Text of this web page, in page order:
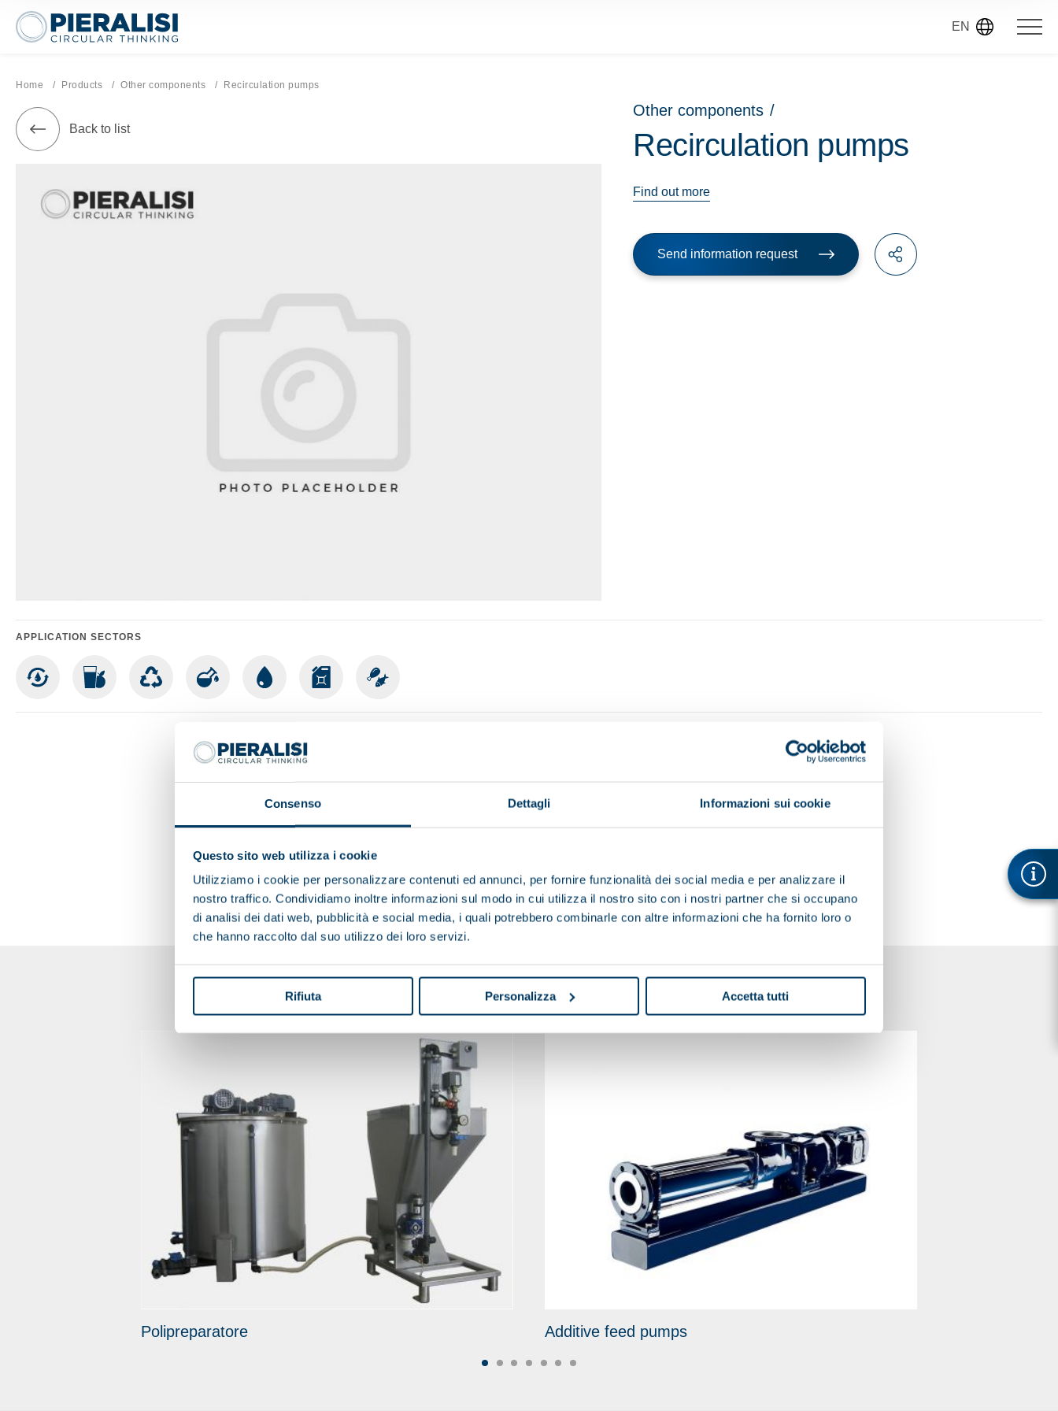
Consenso Dettagli Informazioni sui cookie
Questo sito web utilizza i cookie
Utilizziamo i cookie per personalizzare contenuti ed annunci, per fornire funzionalità dei social media e per analizzare il
nostro traffico. Condividiamo inoltre informazioni sul modo in cui utilizza il nostro sito con i nostri partner che si occupano
di analisi dei dati web, pubblicità e social media, i quali potrebbero combinarle con altre informazioni che ha fornito loro o
che hanno raccolto dal suo utilizzo dei loro servizi.
Rifiuta Personalizza Accetta tutti
Pieralisi Maip Spa EN
Home Products Other components Current page:
Recirculation pumps
Back to list
Other components /
Recirculation pumps
Find out more
Send information request
APPLICATION SECTORS
You may also be interested in
Polipreparatore Additive feed pumps